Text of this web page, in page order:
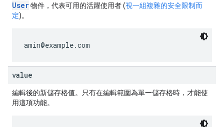
User物件，代表可用的活躍使用者 (視一組複雜的安全限制而
定)。
amin@example.com
value
編輯後的新儲存格值。只有在編輯範圍為單一儲存格時，才能使
用這項功能。